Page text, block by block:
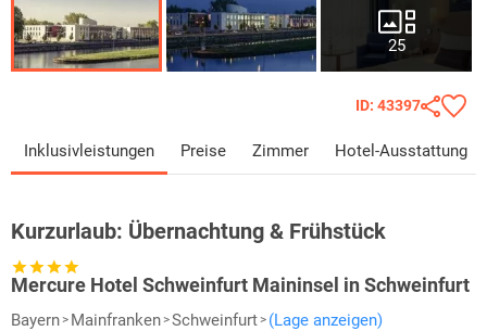
25
ID: 43397
Inklusivleistungen Preise Zimmer Hotel-Ausstattung
Kurzurlaub: Übernachtung & Frühstück
Mercure Hotel Schweinfurt Maininsel in Schweinfurt
Bayern Mainfranken Schweinfurt (Lage anzeigen)